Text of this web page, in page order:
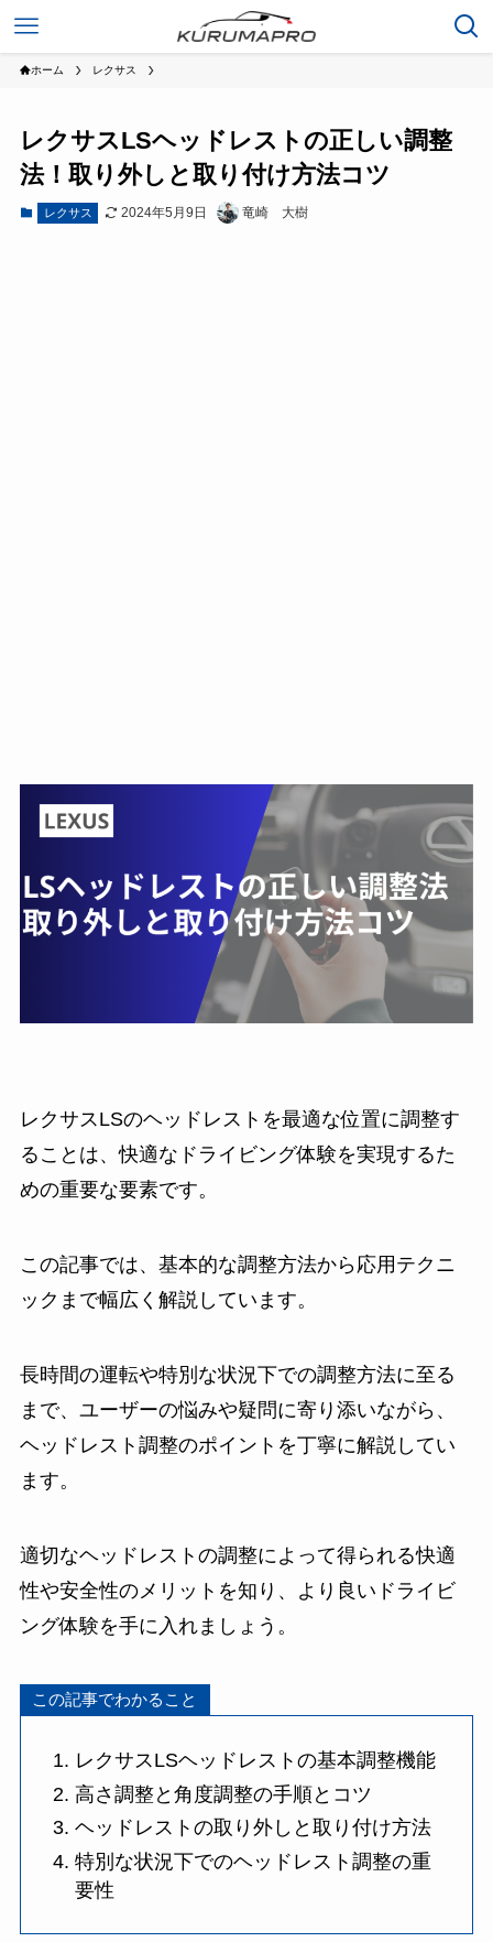
ホーム レクサス
レクサスLSヘッドレストの正しい調整
法！取り外しと取り付け方法コツ
レクサス 2024年5月9日 竜崎 大樹
レクサスLSのヘッドレストを最適な位置に調整す
ることは、快適なドライビング体験を実現するた
めの重要な要素です。
この記事では、基本的な調整方法から応用テクニ
ックまで幅広く解説しています。
長時間の運転や特別な状況下での調整方法に至る
まで、ユーザーの悩みや疑問に寄り添いながら、
ヘッドレスト調整のポイントを丁寧に解説してい
ます。
適切なヘッドレストの調整によって得られる快適
性や安全性のメリットを知り、より良いドライビ
ング体験を手に入れましょう。
この記事でわかること
レクサスLSヘッドレストの基本調整機能
高さ調整と角度調整の手順とコツ
ヘッドレストの取り外しと取り付け方法
特別な状況下でのヘッドレスト調整の重
要性